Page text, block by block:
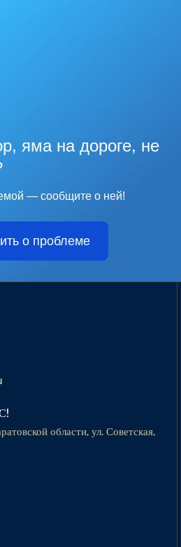
яма на дороге, не
— сообщите о ней!
о проблеме
области, ул. Советская,